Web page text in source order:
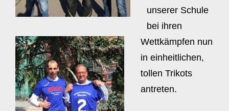
unserer Schule
bei ihren
Wettkämpfen nun
in einheitlichen,
tollen Trikots
antreten.